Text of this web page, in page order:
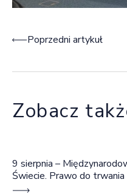
Nawigacja wpisu
Poprzedni artykuł
Zobacz
9 sierpnia –
Świecie. Prawo do
wspólnocie